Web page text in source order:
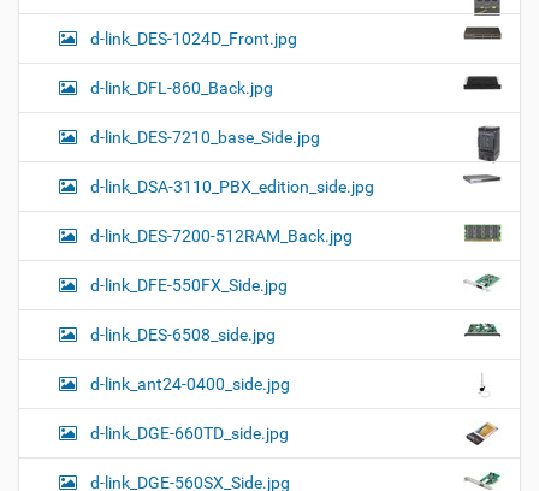
d-link_DES-1024D_Front.jpg
d-link_DFL-860_Back.jpg
d-link_DES-7210_base_Side.jpg
d-link_DSA-3110_PBX_edition_side.jpg
d-link_DES-7200-512RAM_Back.jpg
d-link_DFE-550FX_Side.jpg
d-link_DES-6508_side.jpg
d-link_ant24-0400_side.jpg
d-link_DGE-660TD_side.jpg
d-link_DGE-560SX_Side.jpg